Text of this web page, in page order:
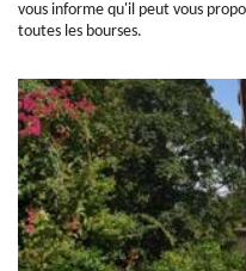
vous informe qu'il peut vous
toutes les bourses.